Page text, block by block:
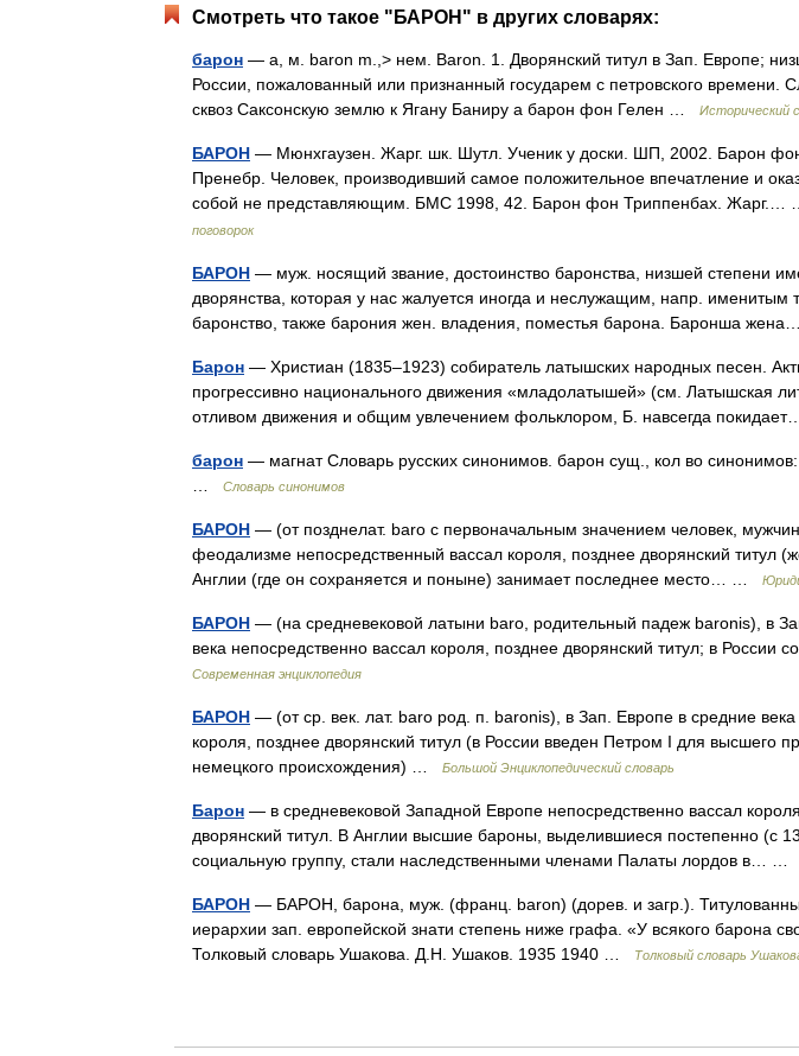
Смотреть что такое "БАРОН" в других словарях:
барон — а, м. baron m.,> нем. Baron. 1. Дворянский титул в Зап. Европе;
России, пожалованный или признанный государем с петровского времени.
сквоз Саксонскую землю к Ягану Баниру а барон фон Гелен …
Исторический
БАРОН — Мюнхгаузен. Жарг. шк. Шутл. Ученик у доски. ШП, 2002. Барон
Пренебр. Человек, производивший самое положительное впечатление и
собой не представляющим. БМС 1998, 42. Барон фон Триппенбах.
поговорок
БАРОН — муж. носящий звание, достоинство баронства, низшей степени
дворянства, которая у нас жалуется иногда и неслужащим, напр.
баронство, также барония жен. владения, поместья барона. Баронша
Барон — Христиан (1835–1923) собиратель латышских народных песен.
прогрессивно национального движения «младолатышей» (см. Латышская
отливом движения и общим увлечением фольклором, Б. навсегда
барон — магнат Словарь русских синонимов. барон сущ., кол во синонимов:
Словарь синонимов
БАРОН — (от позднелат. baro с первоначальным значением человек,
феодализме непосредственный вассал короля, позднее дворянский титул
Англии (где он сохраняется и поныне) занимает последнее место… …
БАРОН — (на средневековой латыни baro, родительный падеж baronis), в
века непосредственно вассал короля, позднее дворянский титул; в России
Современная энциклопедия
БАРОН — (от ср. век. лат. baro род. п. baronis), в Зап. Европе в средние
короля, позднее дворянский титул (в России введен Петром I для высшего
немецкого происхождения) …
Большой Энциклопедический словарь
Барон — в средневековой Западной Европе непосредственно вассал
дворянский титул. В Англии высшие бароны, выделившиеся постепенно (с
социальную группу, стали наследственными членами Палаты лордов в… …
БАРОН — БАРОН, барона, муж. (франц. baron) (дорев. и загр.).
иерархии зап. европейской знати степень ниже графа. «У всякого барона
Толковый словарь Ушакова. Д.Н. Ушаков. 1935 1940 …
Толковый словарь